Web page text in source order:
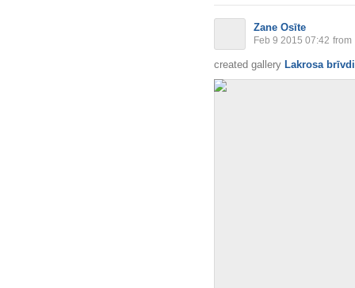
Zane Osīte
Feb 9 2015 07:42 from
created gallery Lakrosa